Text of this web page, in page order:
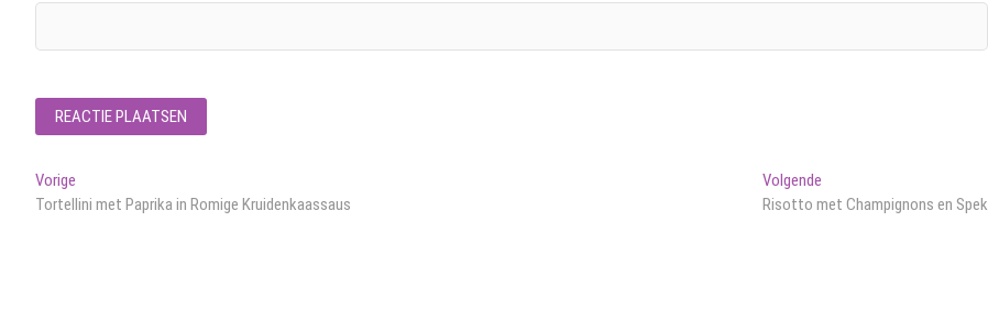
Bericht
navigatie
Vorige
bericht:
Tortellini met Paprika in Romige Kruidenkaassaus
Volgende
bericht:
Risotto met Champignons en Spek